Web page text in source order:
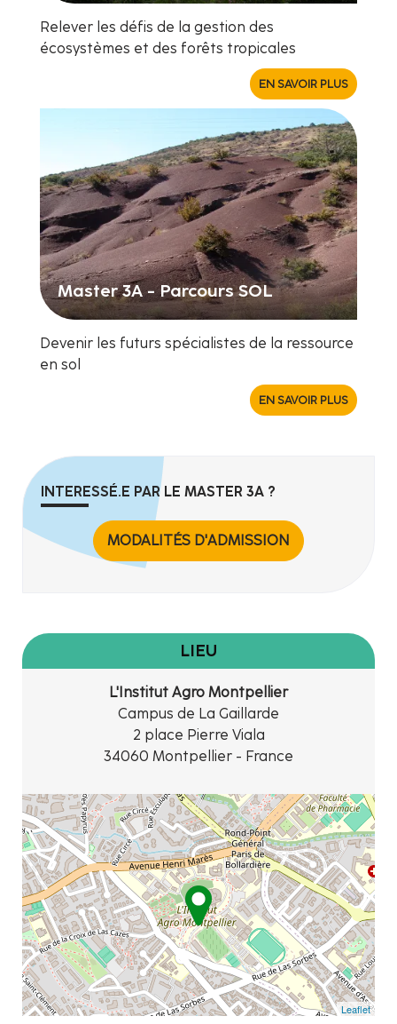
Relever les défis de la gestion des
écosystèmes et des forêts tropicales
EN SAVOIR PLUS
Master 3A - Parcours SOL
Devenir les futurs spécialistes de la ressource
en sol
EN SAVOIR PLUS
INTERESSÉ.E PAR LE MASTER 3A ?
MODALITÉS D'ADMISSION
LIEU
L'Institut Agro Montpellier
Campus de La Gaillarde
2 place Pierre Viala
34060 Montpellier - France
Leaflet